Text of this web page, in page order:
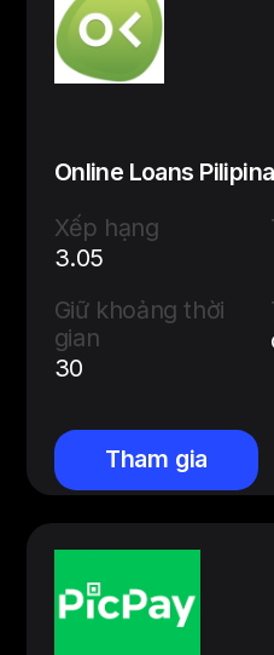
Online Loans
Xếp hạng
3.05
Giữ khoảng thời
gian
30
Tham gia